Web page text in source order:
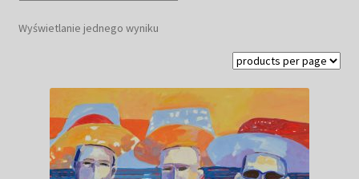
Obrazy abstrakcyjne
Tarot
Wyświetlanie jednego wyniku